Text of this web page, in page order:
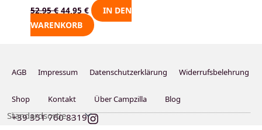
52,95€ 44,95 €
IN DEN
WARENKORB
AGB Impressum Datenschutzerklärung Widerrufsbelehrung
Shop Kontakt Über Campzilla Blog
+39 351 760 8319 I